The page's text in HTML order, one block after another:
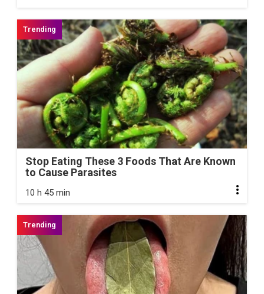
Stop Eating These 3 Foods That Are Known
to Cause Parasites
10 h 45 min